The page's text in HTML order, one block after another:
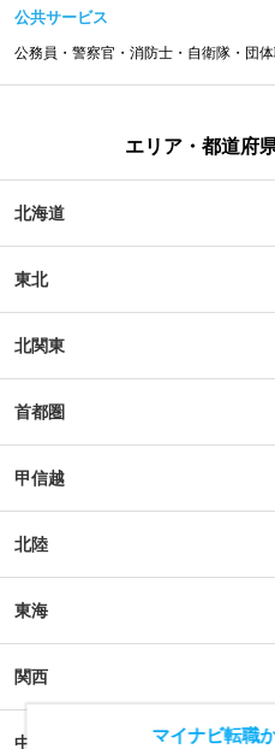
公共サービス
公務員・警察官・消防士・自衛隊・団
エリア・都道府
北海道
東北
北関東
首都圏
甲信越
北陸
東海
関西
中国 マイナビ転職